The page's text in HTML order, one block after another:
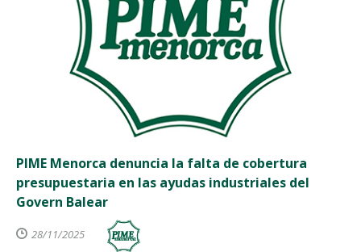
PIME Menorca denuncia la falta de cobertura
presupuestaria en las ayudas industriales del
Govern Balear
28/11/2025